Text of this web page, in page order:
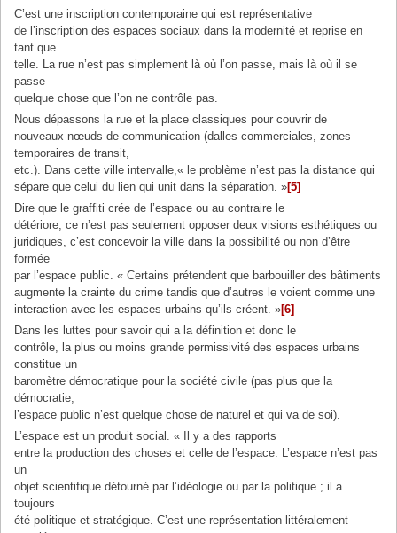
C’est une inscription contemporaine qui est représentative
de l’inscription des espaces sociaux dans la modernité et reprise en
tant que
telle. La rue n’est pas simplement là où l’on passe, mais là où il se
passe
quelque chose que l’on ne contrôle pas.
Nous dépassons la rue et la place classiques pour couvrir de
nouveaux nœuds de communication (dalles commerciales, zones
temporaires de transit,
etc.). Dans cette ville intervalle,« le problème n’est pas la distance qui
sépare que celui du lien qui unit dans la séparation. »[5]
Dire que le graffiti crée de l’espace ou au contraire le
détériore, ce n’est pas seulement opposer deux visions esthétiques ou
juridiques, c’est concevoir la ville dans la possibilité ou non d’être
formée
par l’espace public. « Certains prétendent que barbouiller des bâtiments
augmente la crainte du crime tandis que d’autres le voient comme une
interaction avec les espaces urbains qu’ils créent. »[6]
Dans les luttes pour savoir qui a la définition et donc le
contrôle, la plus ou moins grande permissivité des espaces urbains
constitue un
baromètre démocratique pour la société civile (pas plus que la
démocratie,
l’espace public n’est quelque chose de naturel et qui va de soi).
L’espace est un produit social. « Il y a des rapports
entre la production des choses et celle de l’espace. L’espace n’est pas
un
objet scientifique détourné par l’idéologie ou par la politique ; il a
toujours
été politique et stratégique. C’est une représentation littéralement